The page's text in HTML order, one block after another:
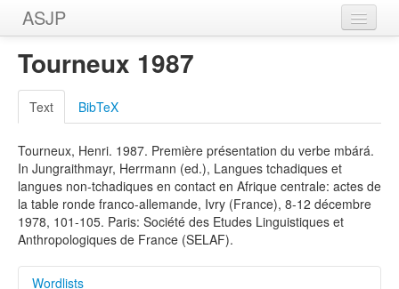
ASJP
Home
Wordlists
Meanings
Sources
Tourneux 1987
Text BibTeX
Tourneux, Henri. 1987. Première présentation du verbe mbárá.
In Jungraithmayr, Herrmann (ed.), Langues tchadiques et
langues non-tchadiques en contact en Afrique centrale: actes de
la table ronde franco-allemande, Ivry (France), 8-12 décembre
1978, 101-105. Paris: Société des Etudes Linguistiques et
Anthropologiques de France (SELAF).
Wordlists